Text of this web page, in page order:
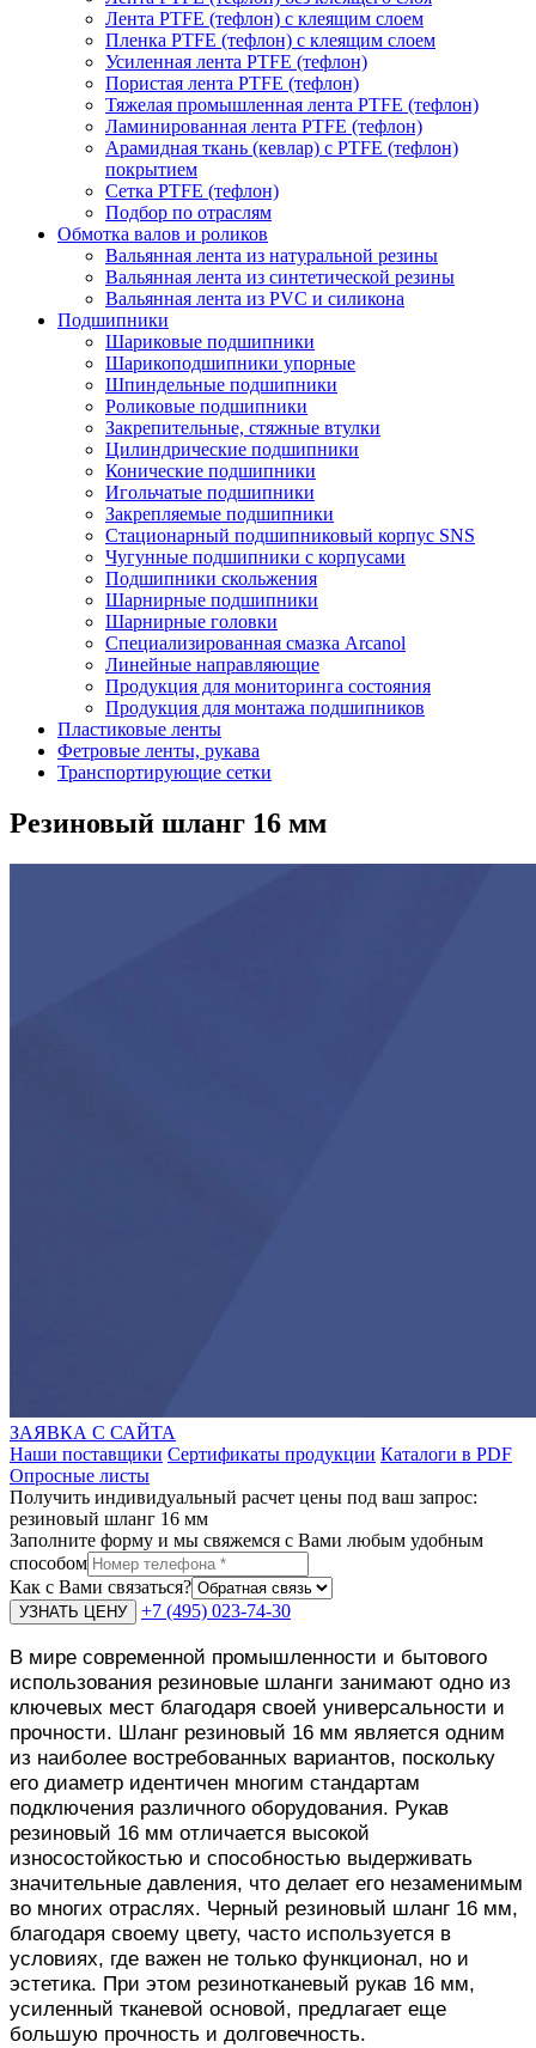
Лента PTFE (тефлон) с клеящим слоем
Пленка PTFE (тефлон) с клеящим слоем
Усиленная лента PTFE (тефлон)
Пористая лента PTFE (тефлон)
Тяжелая промышленная лента PTFE (тефлон)
Ламинированная лента PTFE (тефлон)
Арамидная ткань (кевлар) с PTFE (тефлон)
покрытием
Сетка PTFE (тефлон)
Подбор по отраслям
Обмотка валов и роликов
Вальянная лента из натуральной резины
Вальянная лента из синтетической резины
Вальянная лента из PVC и силикона
Подшипники
Шариковые подшипники
Шарикоподшипники упорные
Шпиндельные подшипники
Роликовые подшипники
Закрепительные, стяжные втулки
Цилиндрические подшипники
Конические подшипники
Игольчатые подшипники
Закрепляемые подшипники
Стационарный подшипниковый корпус SNS
Чугунные подшипники с корпусами
Подшипники скольжения
Шарнирные подшипники
Шарнирные головки
Специализированная смазка Arcanol
Линейные направляющие
Продукция для мониторинга состояния
Продукция для монтажа подшипников
Пластиковые ленты
Фетровые ленты, рукава
Транспортирующие сетки
Резиновый шланг 16 мм
ЗАЯВКА С САЙТА
Наши поставщики Сертификаты продукции Каталоги в PDF
Опросные листы
Получить индивидуальный расчет цены под ваш запрос:
резиновый шланг 16 мм
Заполните форму и мы свяжемся с Вами любым удобным
способом
Как с Вами связаться?
+7 (495) 023-74-30
В мире современной промышленности и бытового
использования резиновые шланги занимают одно из
ключевых мест благодаря своей универсальности и
прочности. Шланг резиновый 16 мм является одним
из наиболее востребованных вариантов, поскольку
его диаметр идентичен многим стандартам
подключения различного оборудования. Рукав
резиновый 16 мм отличается высокой
износостойкостью и способностью выдерживать
значительные давления, что делает его незаменимым
во многих отраслях. Черный резиновый шланг 16 мм,
благодаря своему цвету, часто используется в
условиях, где важен не только функционал, но и
эстетика. При этом резинотканевый рукав 16 мм,
усиленный тканевой основой, предлагает еще
большую прочность и долговечность.